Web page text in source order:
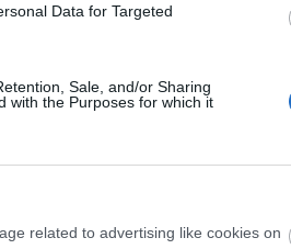
Data for Targeted
Sale, and/or Sharing
with the Purposes for which it
related to advertising like cookies on